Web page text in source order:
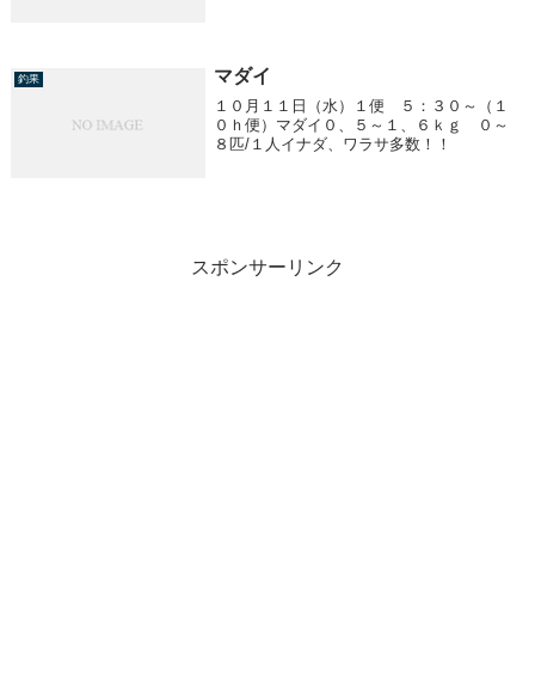
～２６杯／１...
釣果 マダイ
１０月１１日（水）１便 ５：３０～（１
０ｈ便）マダイ０、５～１、６ｋｇ ０～
８匹/１人イナダ、ワラサ多数！！
スポンサーリンク